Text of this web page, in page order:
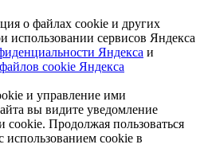
о файлах cookie и других
использовании сервисов Яндекса
Яндекса и
cookie Яндекса
и управление ими
вы видите уведомление
cookie. Продолжая пользоваться
использованием cookie в